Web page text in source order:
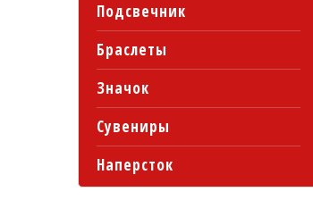
Подсвечник
Браслеты
Значок
Сувениры
Наперсток